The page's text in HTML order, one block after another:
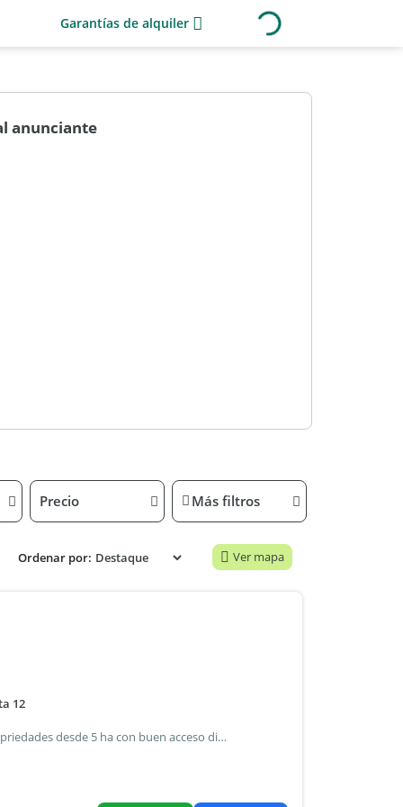
Garantías de alquiler
anunciante
Precio Más filtros
Ordenar por: Ver mapa
12
Venta de chacras en fraccionamiento sierras del edén, propriedades desde 5 ha con buen acceso directo desde ruta 12, caminería interna y luz eléctrica. Amplias y hermosas vistas serranas típicas de la zona con gran biodiversidad de fauna y flora autóctona. Lugar ideal para el descanso o desarrollos agroturísticos, ubicado a 15 km de pueblo edén, a 57 de punta del este y a 135 de montevideo. Precios de promoción desde usd 69.920 con facilidad de financiación.